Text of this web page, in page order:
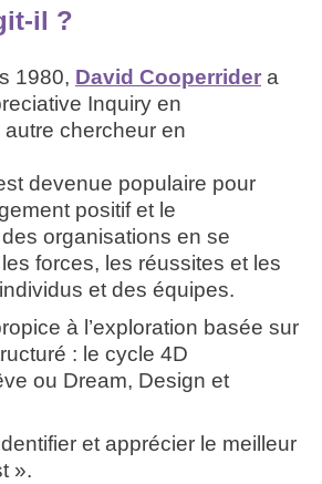
il ?
1980, David Cooperrider a
Inquiry en
chercheur en
devenue populaire pour
positif et le
organisations en se
forces, les réussites et les
et des équipes.
à l’exploration basée sur
: le cycle 4D
ou Dream, Design et
et apprécier le meilleur
».